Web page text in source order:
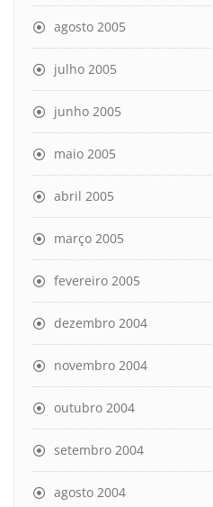
agosto 2005
julho 2005
junho 2005
maio 2005
abril 2005
março 2005
fevereiro 2005
dezembro 2004
novembro 2004
outubro 2004
setembro 2004
agosto 2004